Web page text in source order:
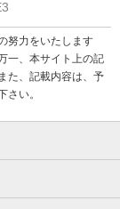
努力をいたします
一、本サイト上の記
た、記載内容は、予
さい。